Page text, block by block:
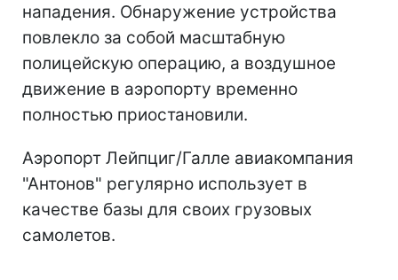
нападения. Обнаружение устройства
повлекло за собой масштабную
полицейскую операцию, а воздушное
движение в аэропорту временно
полностью приостановили.
Аэропорт Лейпциг/Галле авиакомпания
"Антонов" регулярно использует в
качестве базы для своих грузовых
самолетов.